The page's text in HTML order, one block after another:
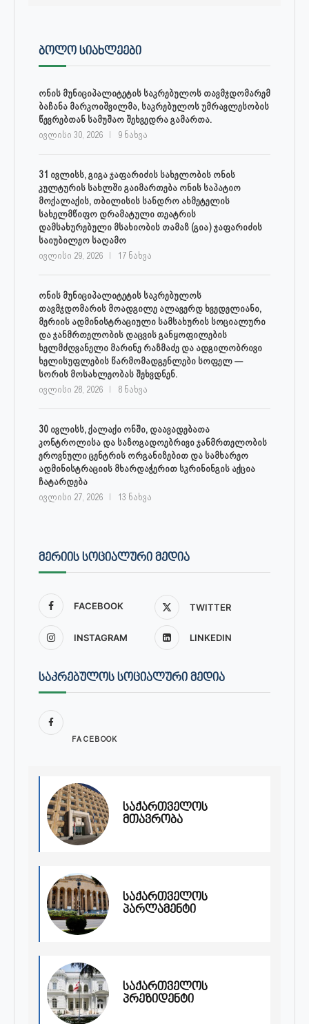
ᲑᲝᲚᲝ ᲡᲘᲐᲮᲚᲔᲔᲑᲘ
ონის მუნიციპალიტეტის საკრებულოს თავმჯდომარემ
ბაჩანა მარკოიშვილმა, საკრებულოს უმრავლესობის
წევრებთან სამუშაო შეხვედრა გამართა.
ივლისი 30, 2026 9 ნახვა
31 ივლისს, გიგა ჯაფარიძის სახელობის ონის
კულტურის სახლში გაიმართება ონის საპატიო
მოქალაქის, თბილისის სანდრო ახმეტელის
სახელმწიფო დრამატული თეატრის
დამსახურებული მსახიობის თამაზ (გია) ჯაფარიძის
საიუბილეო საღამო
ივლისი 29, 2026 17 ნახვა
ონის მუნიციპალიტეტის საკრებულოს
თავმჯდომარის მოადგილე ალავერდ ხვედელიანი,
მერიის ადმინისტრაციული სამსახურის სოციალური
და ჯანმრთელობის დაცვის განყოფილების
ხელმძღვანელი მარინე რაზმაძე და ადგილობრივი
ხელისუფლების წარმომადგენლები სოფელ —
სორის მოსახლეობას შეხვდნენ.
ივლისი 28, 2026 8 ნახვა
30 ივლისს, ქალაქი ონში, დაავადებათა
კონტროლისა და საზოგადოებრივი ჯანმრთელობის
ეროვნული ცენტრის ორგანიზებით და სამხარეო
ადმინისტრაციის მხარდაჭერით სკრინინგის აქცია
ჩატარდება
ივლისი 27, 2026 13 ნახვა
ᲛᲔᲠᲘᲘᲡ ᲡᲝᲪᲘᲐᲚᲣᲠᲘ ᲛᲔᲓᲘᲐ
FACEBOOK TWITTER
INSTAGRAM LINKEDIN
ᲡᲐᲙᲠᲔᲑᲣᲚᲝᲡ ᲡᲝᲪᲘᲐᲚᲣᲠᲘ ᲛᲔᲓᲘᲐ
FACEBOOK
საქართველოს
მთავრობა
საქართველოს
პარლამენტი
საქართველოს
პრეზიდენტი